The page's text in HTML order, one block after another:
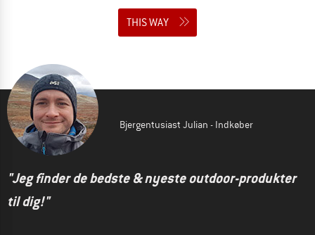
THIS WAY
Bjergentusiast Julian - Indkøber
"Jeg finder de bedste & nyeste outdoor-produkter
til dig!"